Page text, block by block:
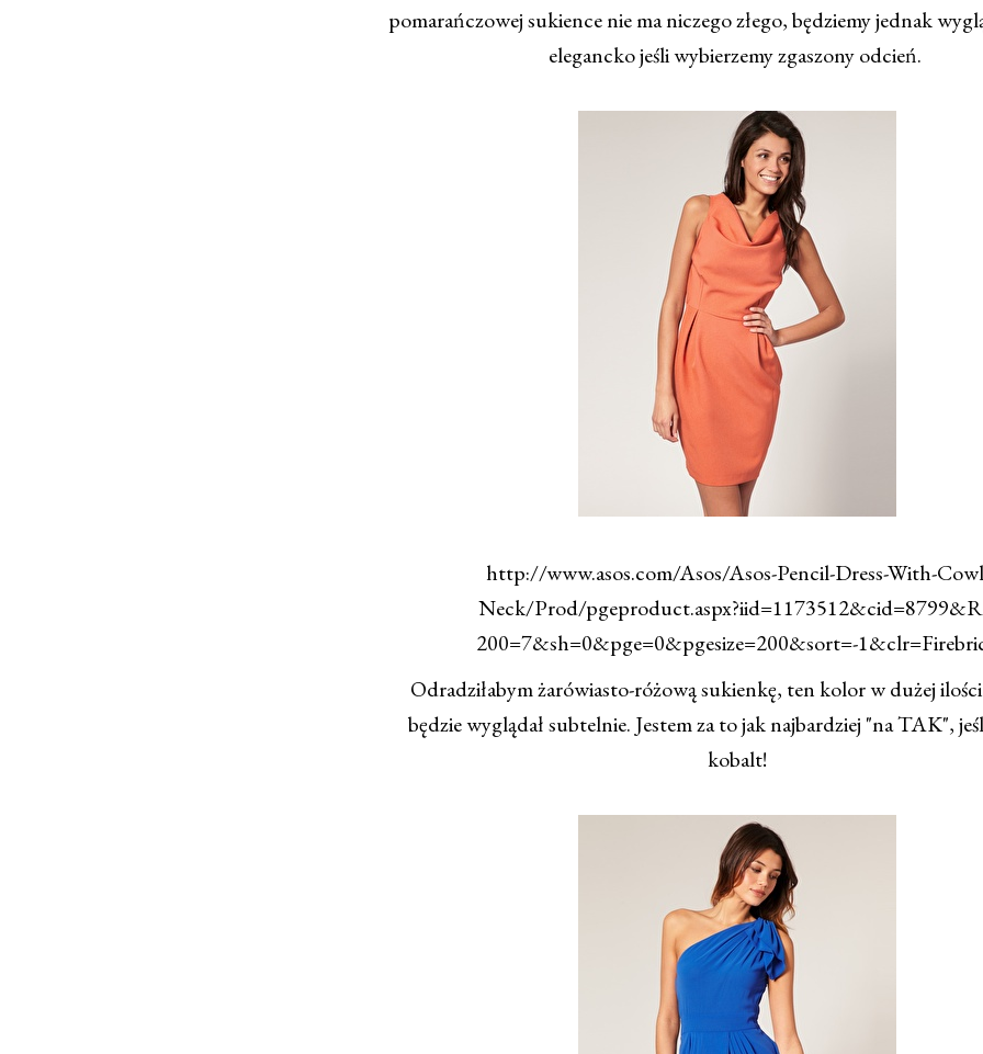
pomarańczowej sukience nie ma niczego złego, będziemy jednak
elegancko jeśli wybierzemy zgaszony odcień.
http://www.asos.com/Asos/Asos-Pencil-Dress-With-
Neck/Prod/
200=7&sh=0&pge=0&pgesize=200&sort=-
Odradziłabym żarówiasto-różową sukienkę, ten kolor w dużej
będzie wyglądał subtelnie. Jestem za to jak najbardziej "na TAK",
kobalt!